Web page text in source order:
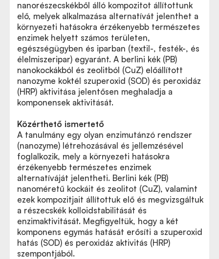
nanorészecskékből álló kompozitot állítottunk
elő, melyek alkalmazása alternatívát jelenthet a
környezeti hatásokra érzékenyebb természetes
enzimek helyett számos területen,
egészségügyben és iparban (textil-, festék-, és
élelmiszeripar) egyaránt. A berlini kék (PB)
nanokockákból és zeolitból (CuZ) előállított
nanozyme koktél szuperoxid (SOD) és peroxidáz
(HRP) aktivitása jelentősen meghaladja a
komponensek aktivitását.
Közérthető ismertető
A tanulmány egy olyan enzimutánzó rendszer
(nanozyme) létrehozásával és jellemzésével
foglalkozik, mely a környezeti hatásokra
érzékenyebb természetes enzimek
alternatíváját jelentheti. Berlini kék (PB)
nanoméretű kockáit és zeolitot (CuZ), valamint
ezek kompozitjait állítottuk elő és megvizsgáltuk
a részecskék kolloidstabilitását és
enzimaktivitását. Megfigyeltük, hogy a két
komponens egymás hatását erősíti a szuperoxid
hatás (SOD) és peroxidáz aktivitás (HRP)
szempontjából.